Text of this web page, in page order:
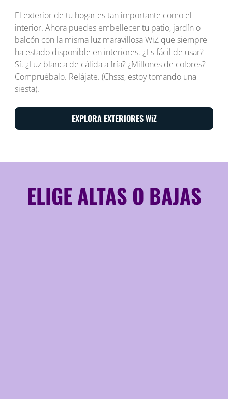
El exterior de tu hogar es tan importante como el
interior. Ahora puedes embellecer tu patio, jardín o
balcón con la misma luz maravillosa WiZ que siempre
ha estado disponible en interiores. ¿Es fácil de usar?
Sí. ¿Luz blanca de cálida a fría? ¿Millones de colores?
Compruébalo. Relájate. (Chsss, estoy tomando una
siesta).
EXPLORA EXTERIORES WiZ
ELIGE ALTAS O BAJAS